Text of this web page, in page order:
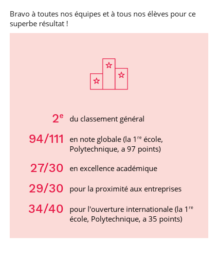
Bravo à toutes nos équipes et à tous nos élèves pour ce
superbe résultat !
2e du classement général
94/111 en note globale (la 1 reécole,
Polytechnique, a 97 points)
27/30 en excellence académique
29/30 pour la proximité aux entreprises
34/40 pour l'ouverture internationale (la 1 re
école, Polytechnique, a 35 points)